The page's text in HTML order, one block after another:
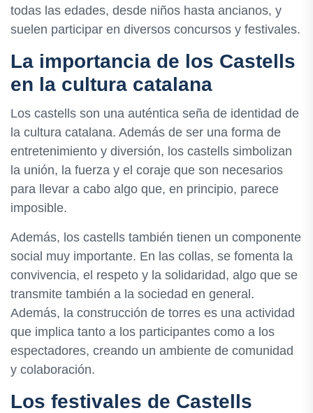
todas las edades, desde niños hasta ancianos, y
suelen participar en diversos concursos y festivales.
La importancia de los Castells
en la cultura catalana
Los castells son una auténtica seña de identidad de
la cultura catalana. Además de ser una forma de
entretenimiento y diversión, los castells simbolizan
la unión, la fuerza y el coraje que son necesarios
para llevar a cabo algo que, en principio, parece
imposible.
Además, los castells también tienen un componente
social muy importante. En las collas, se fomenta la
convivencia, el respeto y la solidaridad, algo que se
transmite también a la sociedad en general.
Además, la construcción de torres es una actividad
que implica tanto a los participantes como a los
espectadores, creando un ambiente de comunidad
y colaboración.
Los festivales de Castells